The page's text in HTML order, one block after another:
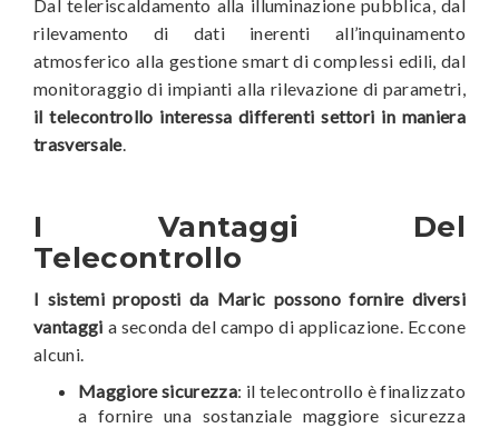
Dal teleriscaldamento alla illuminazione pubblica, dal
rilevamento di dati inerenti all’inquinamento
atmosferico alla gestione smart di complessi edili, dal
monitoraggio di impianti alla rilevazione di parametri,
il telecontrollo interessa differenti settori in maniera
trasversale.
I Vantaggi Del
Telecontrollo
I sistemi proposti da Maric possono fornire diversi
vantaggi a seconda del campo di applicazione. Eccone
alcuni.
Maggiore sicurezza: il telecontrollo è finalizzato
a fornire una sostanziale maggiore sicurezza